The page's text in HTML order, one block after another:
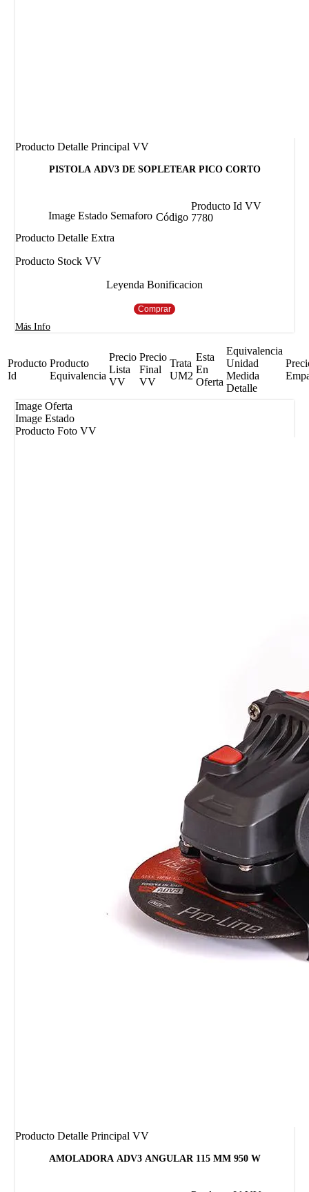
Producto Detalle Principal VV
PISTOLA ADV3 DE SOPLETEAR PICO CORTO
Image Estado Semaforo Código
Producto Id VV
7780
Producto Detalle Extra
Producto Stock VV
Leyenda Bonificacion
Comprar
Más Info
Producto
Id
Producto
Equivalencia
Precio
Lista
VV
Precio
Final
VV
Trata
UM2
Esta
En
Oferta
Equivalencia
Unidad
Medida
Detalle
Image Oferta
Image Estado
Producto Foto VV
Producto Detalle Principal VV
AMOLADORA ADV3 ANGULAR 115 MM 950 W